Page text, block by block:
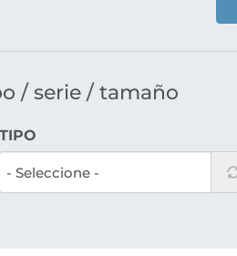
/ serie / tamaño
TIPO